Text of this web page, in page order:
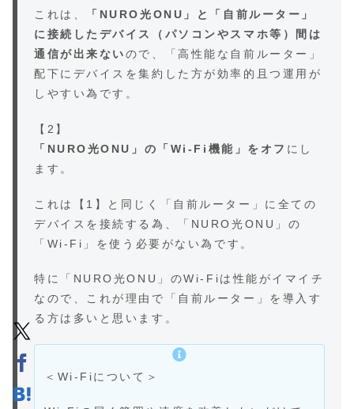
これは、
「NURO光ONU」と「自前ルーター」
に接続したデバイス（パソコンやスマホ等）間は
通信が出来ないので、「高性能な自前ルーター」
配下にデバイスを集約した方が効率的且つ運用が
しやすい為です。
【2】
「NURO光ONU」の「Wi-Fi機能」をオフ にし
ます。
これは【1】と同じく「自前ルーター」に全ての
デバイスを接続する為、「NURO光ONU」の
「Wi-Fi」を使う必要がない為です。
特に「NURO光ONU」のWi-Fiは性能がイマイチ
なので、これが理由で「自前ルーター」を導入す
る方は多いと思います。
＜Wi-Fiについて＞